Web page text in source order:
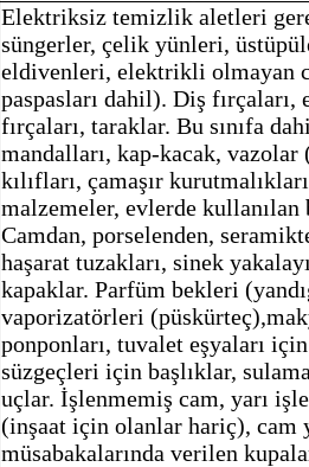
Elektriksiz temizlik aletleri
süngerler, çelik yünleri,
eldivenleri, elektrikli olmayan
paspasları dahil). Diş
fırçaları, taraklar. Bu sınıfa
mandalları, kap-kacak,
kılıfları, çamaşır
malzemeler, evlerde
Camdan, porselenden,
haşarat tuzakları, sinek
kapaklar. Parfüm bekleri
vaporizatörleri
ponponları, tuvalet eşyaları
süzgeçleri için başlıklar,
uçlar. İşlenmemiş cam, yarı
(inşaat için olanlar hariç), cam
müsabakalarında verilen